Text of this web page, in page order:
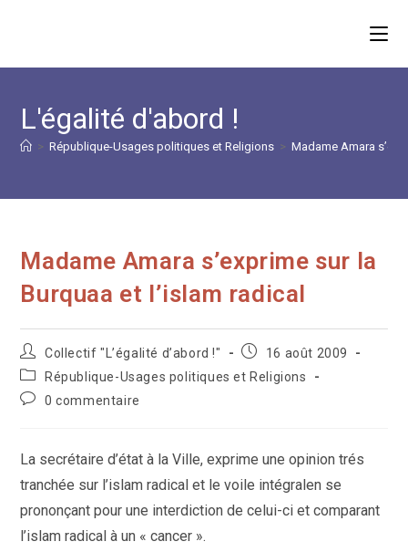
L'égalité d'abord !
> République-Usages politiques et Religions > Madame Amara
Madame Amara s’exprime sur la
Burquaa et l’islam radical
Auteur/autrice
de
la
publication :
Collectif "L’égalité d’abord !"
Publication
16 août 2009
Post
category:
République-Usages politiques et Religions
Commentaires
0 commentaire
La secrétaire d’état à la Ville, exprime une opinion trés
tranchée sur l’islam radical et le voile intégralen se
prononçant pour une interdiction de celui-ci et comparant
l’islam radical à un « cancer ».